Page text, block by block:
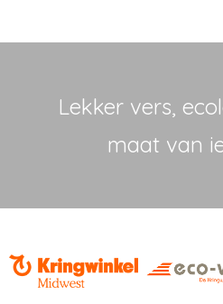
Lekker vers,
maat van